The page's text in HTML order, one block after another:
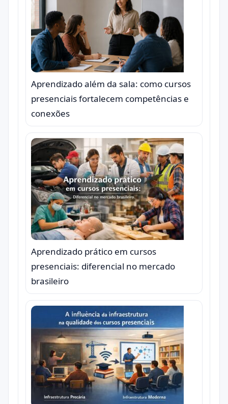
Aprendizado além da sala: como cursos
presenciais fortalecem competências e
conexões
Aprendizado prático em cursos
presenciais: diferencial no mercado
brasileiro